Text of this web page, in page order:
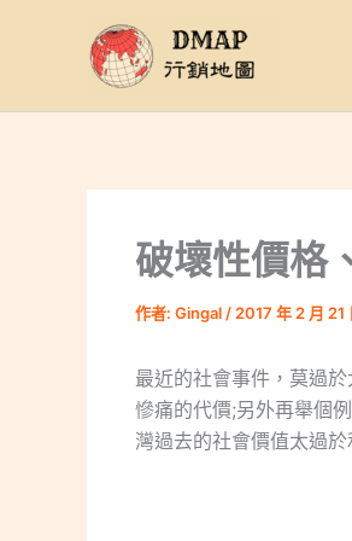
要
破壞性價格
作者: Gingal / 2017 年 2 月 21
最近的社會事件，莫過
慘痛的代價;另外再舉個
灣過去的社會價值太過於